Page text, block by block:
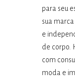
para seu
sua
e
de corpo.
com
moda e